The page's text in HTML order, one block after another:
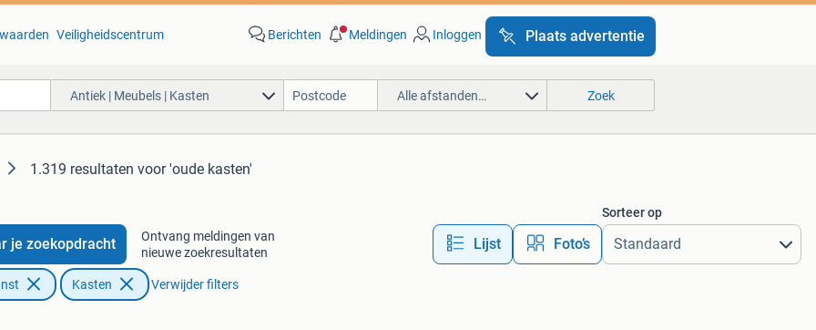
Veiligheidscentrum Berichten Meldingen Inloggen Plaats advertentie
Antiek | Meubels | Kasten Alle afstanden… Zoek
1.319 resultaten voor 'oude kasten'
je zoekopdracht
Ontvang meldingen van
nieuwe zoekresultaten
Lijst Foto’s
Sorteer op
Kasten Verwijder filters